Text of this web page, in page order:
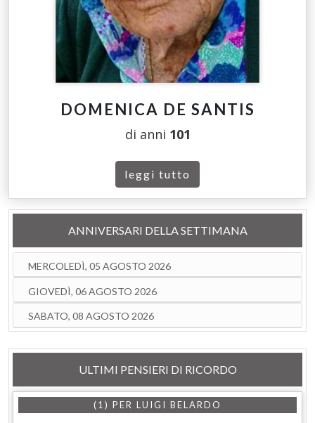
DOMENICA DE SANTIS
di anni 101
leggi tutto
ANNIVERSARI DELLA SETTIMANA
MERCOLEDÌ, 05 AGOSTO 2026
GIOVEDÌ, 06 AGOSTO 2026
SABATO, 08 AGOSTO 2026
ULTIMI PENSIERI DI RICORDO
(1) PER LUIGI BELARDO